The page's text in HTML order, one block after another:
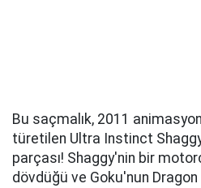
Bu saçmalık, 2011
türetilen Ultra Instinct
parçası! Shaggy'nin bir
dövdüğü ve Goku'nun